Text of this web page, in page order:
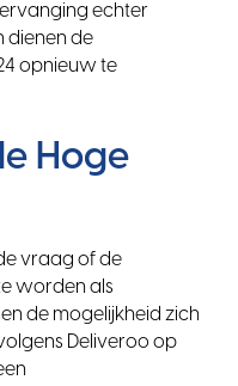
echter
dienen de
opnieuw te
Hoge
vraag of de
worden als
de mogelijkheid zich
Deliveroo op